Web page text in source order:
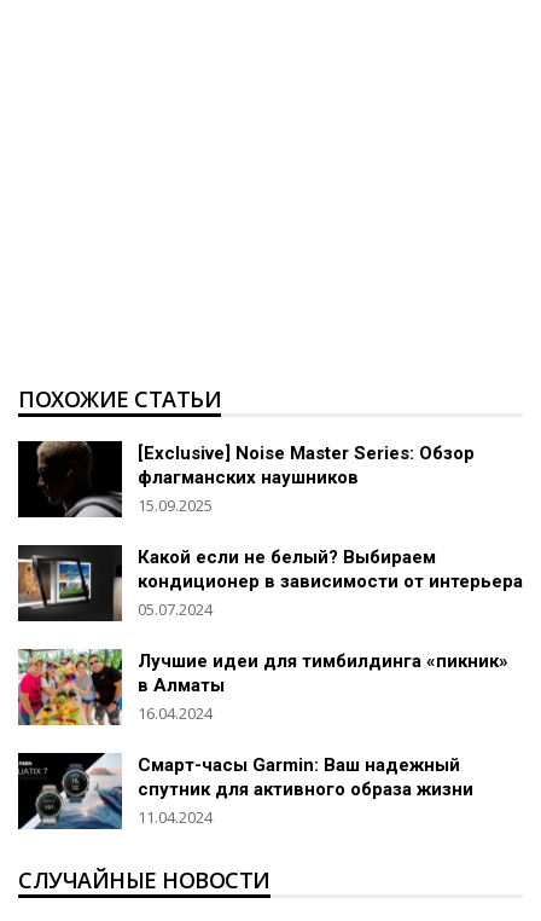
ПОХОЖИЕ СТАТЬИ
[Exclusive] Noise Master Series: Обзор
флагманских наушников
15.09.2025
Какой если не белый? Выбираем
кондиционер в зависимости от интерьера
05.07.2024
Лучшие идеи для тимбилдинга «пикник»
в Алматы
16.04.2024
Смарт-часы Garmin: Ваш надежный
спутник для активного образа жизни
11.04.2024
СЛУЧАЙНЫЕ НОВОСТИ